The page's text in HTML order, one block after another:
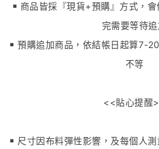
￭ 商品皆採『現貨+預購』方式，
完需要等待追
￭ 預購追加商品，依結帳日起算7-
不等
<<貼心提醒
￭ 尺寸因布料彈性影響，及每個人